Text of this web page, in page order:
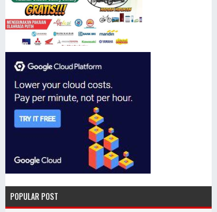
POPULAR POST